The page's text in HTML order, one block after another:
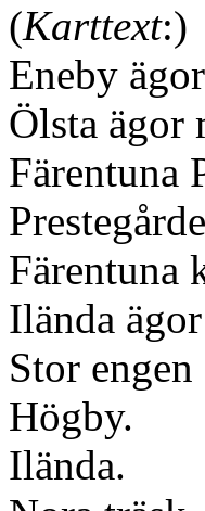
(Karttext:)
Eneby
Ölsta ägor
Färentuna
Färentuna
Ilända
Stor
Högby.
Ilända.